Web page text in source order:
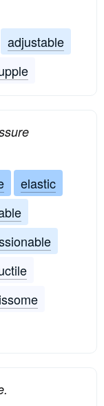
adjustable
elastic